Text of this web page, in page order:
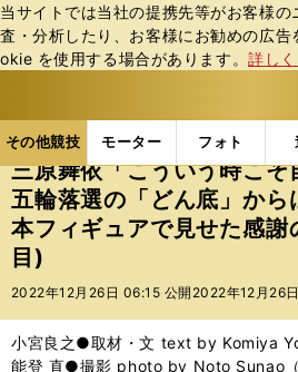
当サイトでは当社の提携先等がお客様の
査・分析したり、お客様にお勧めの広
okie を使⽤する場合があります。詳し
その他競技 モーター フォト
ス
ポ
ル
テ
ィ
ー
バ
その他競技の記事一覧 フィ
三原舞依「こういう時こそ
五輪落選の「どん底」から
本フィギュアで見せた感
目)
2022年12月26日 06:15 公開 2022年12月26
小宮良之●取材・文 text by Komiya
能登 直●撮影 photo by Noto Sunao